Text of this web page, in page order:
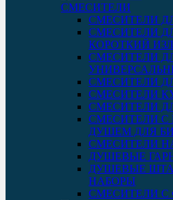
СМЕСИТЕЛИ
СМЕСИТЕЛИ
СМЕСИТЕЛИ
КОРОТКИЙ
СМЕСИТЕЛИ
СМЕСИТЕЛИ
СМЕСИТЕЛИ
СМЕСИТЕЛИ
СМЕСИТЕЛИ С
ДУШЕМ ДЛЯ
СМЕСИТЕЛИ
ДУШЕВЫЕ
ДУШЕВЫЕ
НАБОРЫ
СМЕСИТЕЛИ С